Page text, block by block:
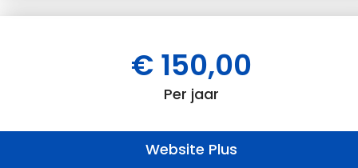
€ 150,00
Per jaar
Website Plus